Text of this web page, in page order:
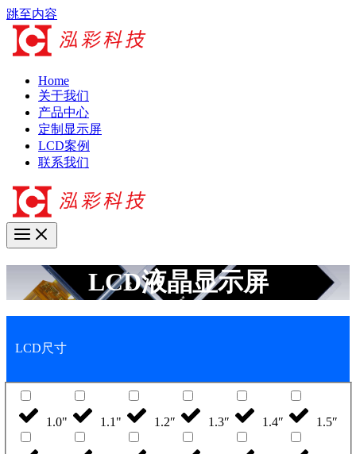
跳至内容
Home
关于我们
产品中心
定制显示屏
LCD案例
联系我们
LCD液晶显示屏
LCD尺寸
1.0" 1.1" 1.2″ 1.3″ 1.4″ 1.5″